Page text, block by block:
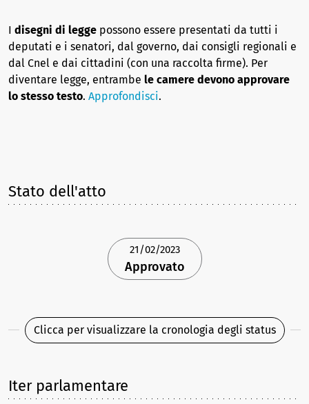
I disegni di legge possono essere presentati da tutti i
deputati e i senatori, dal governo, dai consigli regionali e
dal Cnel e dai cittadini (con una raccolta firme). Per
diventare legge, entrambe le camere devono approvare
lo stesso testo. Approfondisci.
Stato dell'atto
21/02/2023
Approvato
Clicca per visualizzare la cronologia degli status
Iter parlamentare